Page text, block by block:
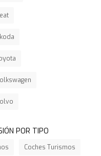
POR TIPO
Coches Turismos